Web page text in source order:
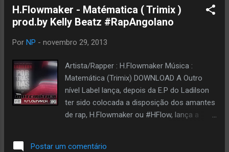
H.Flowmaker - Matématica ( Trimix )
prod.by Kelly Beatz‏ #RapAngolano
Por NP - novembro 29, 2013
Artista/Rapper : H.Flowmaker Música :
Matemática (Trimix) DOWNLOAD A Outro
nível Label lança, depois da E.P do Ladilson
ter sido colocada a disposição dos amantes
de rap, H.Flowmaker ou #HFlow, lança a
Postar um comentário